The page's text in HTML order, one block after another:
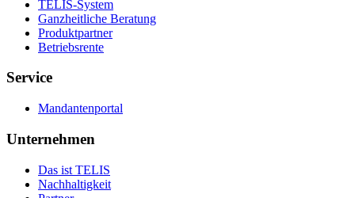
TELIS-System
Ganzheitliche Beratung
Produktpartner
Betriebsrente
Service
Mandantenportal
Unternehmen
Das ist TELIS
Nachhaltigkeit